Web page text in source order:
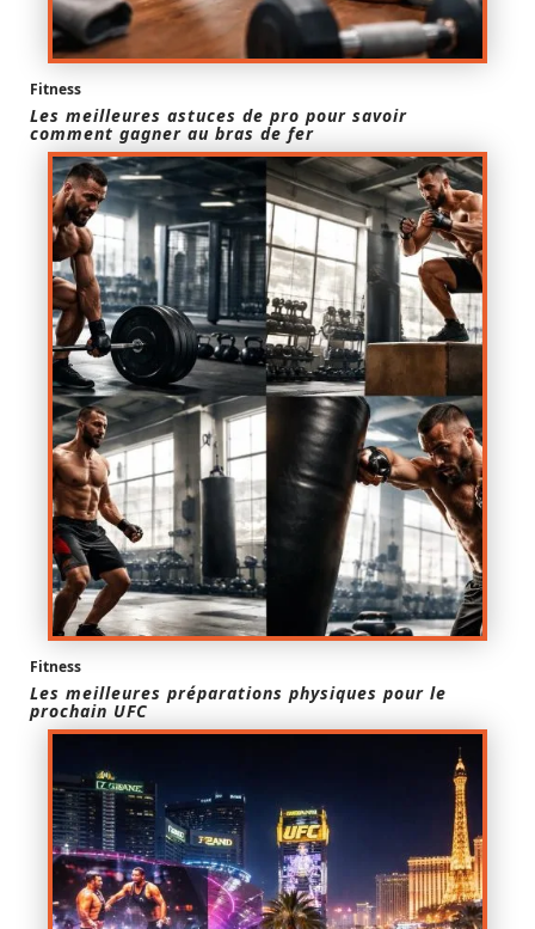
Fitness
Les meilleures astuces de pro pour savoir
comment gagner au bras de fer
Fitness
Les meilleures préparations physiques pour le
prochain UFC